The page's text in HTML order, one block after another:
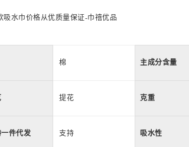
水巾价格从优质量保证-巾禧优品
棉 主成分含量
提花 克重
件代发 支持 吸水性